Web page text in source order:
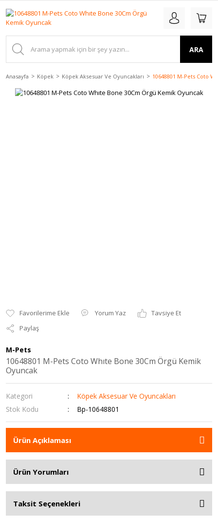
ARA
Anasayfa Köpek Köpek Aksesuar Ve Oyuncakları 10648801 M-Pets Coto
Yorum Yaz
Tavsiye Et
Paylaş
M-Pets
10648801 M-Pets Coto Whıte Bone 30Cm Örgü Kemik
Oyuncak
Kategori
Köpek Aksesuar Ve Oyuncakları
Stok Kodu
Bp-10648801
Ürün Açıklaması
Ürün Yorumları
Taksit Seçenekleri